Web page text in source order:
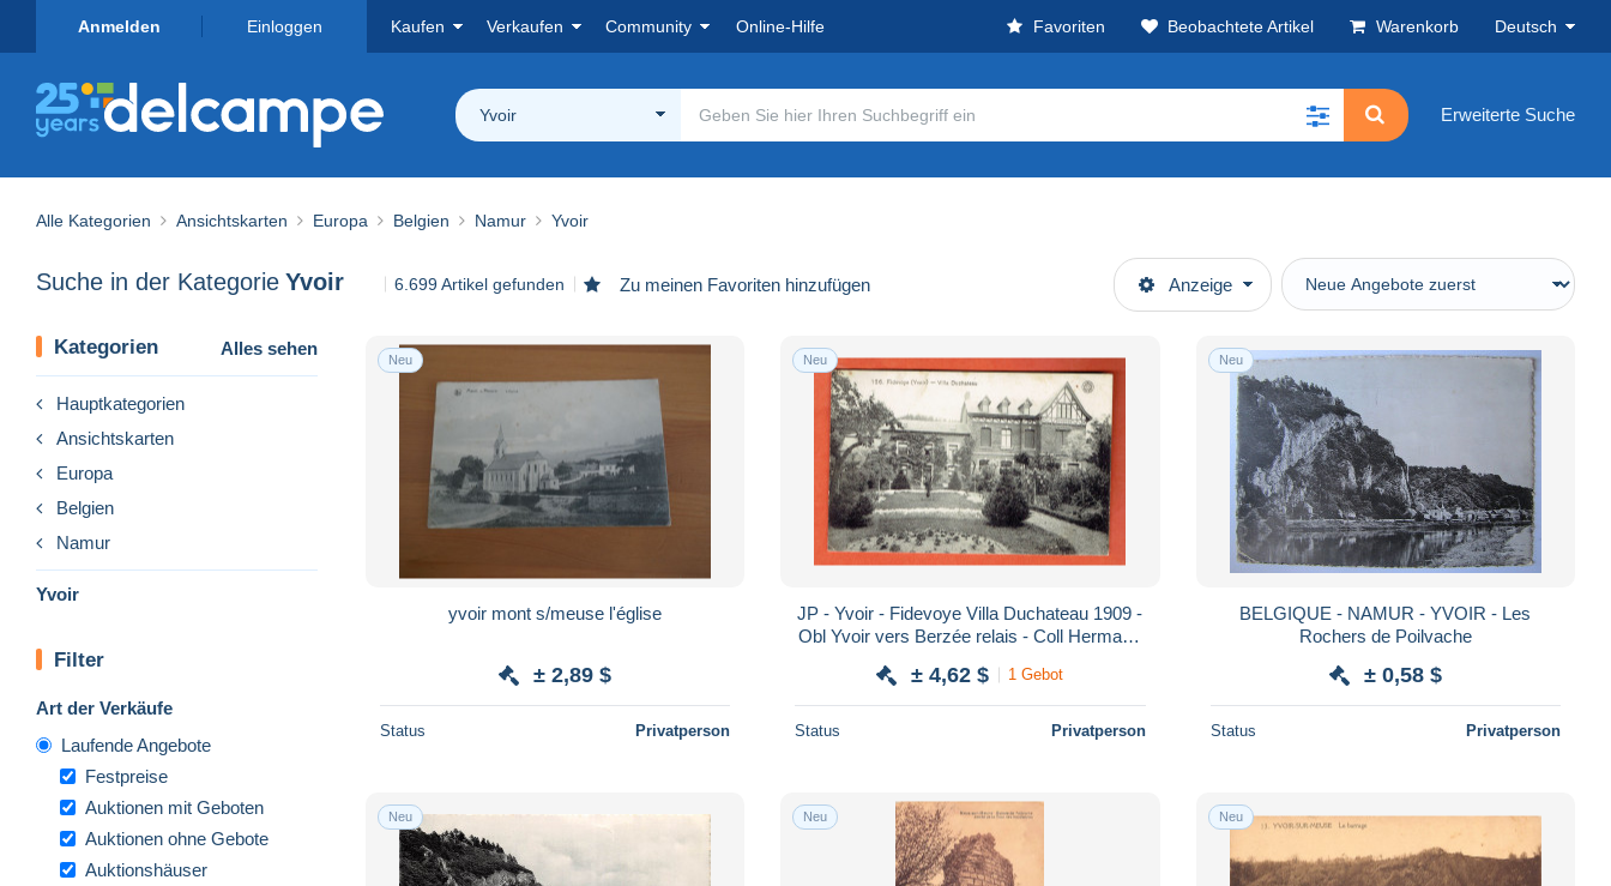
Anmelden Einloggen Kaufen Verkaufen Community Online-Hilfe Favoriten Beobachtete Artikel Warenkorb Deutsch
Yvoir Erweiterte Suche
Alle Kategorien Ansichtskarten Europa Belgien Namur Yvoir
Suche in der Kategorie Yvoir 6.699 Artikel gefunden Zu meinen Favoriten hinzufügen Anzeige
Kategorien Alles sehen
Hauptkategorien
Ansichtskarten
Europa
Belgien
Namur
Yvoir
Filter
Art der Verkäufe
Laufende Angebote
Festpreise
Auktionen mit Geboten
Auktionen ohne Gebote
Auktionshäuser
Neu
yvoir mont s/meuse l'église
± 2,89 $
Status Privatperson
Neu
JP - Yvoir - Fidevoye Villa Duchateau 1909 -
Obl Yvoir vers Berzée relais - Coll Hermans
± 4,62 $ 1 Gebot
Status Privatperson
Neu
BELGIQUE - NAMUR - YVOIR - Les
Rochers de Poilvache
± 0,58 $
Status Privatperson
Neu Neu Neu